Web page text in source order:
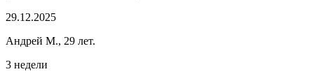
29.12.2025
Андрей М., 29 лет.
3 недели